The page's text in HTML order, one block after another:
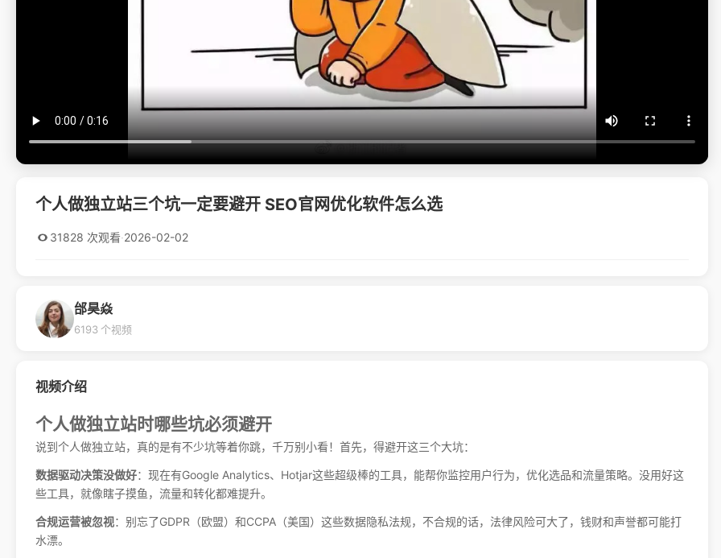
个人做独立站三个坑一定要避开 SEO官网优化软件怎么选
31828 次观看·2026-02-02
邰昊焱
6193 个视频
视频介绍
个人做独立站时哪些坑必须避开
说到个人做独立站，真的是有不少坑等着你跳，千万别小看！首先，得避开这三个大坑：
数据驱动决策没做好：现在有Google Analytics、Hotjar这些超级棒的工具，能帮你监控用户行为，优化选品和流量策略。没用好这
些工具，就像瞎子摸鱼，流量和转化都难提升。
合规运营被忽视：别忘了GDPR（欧盟）和CCPA（美国）这些数据隐私法规，不合规的话，法律风险可大了，钱财和声誉都可能打
水漂。